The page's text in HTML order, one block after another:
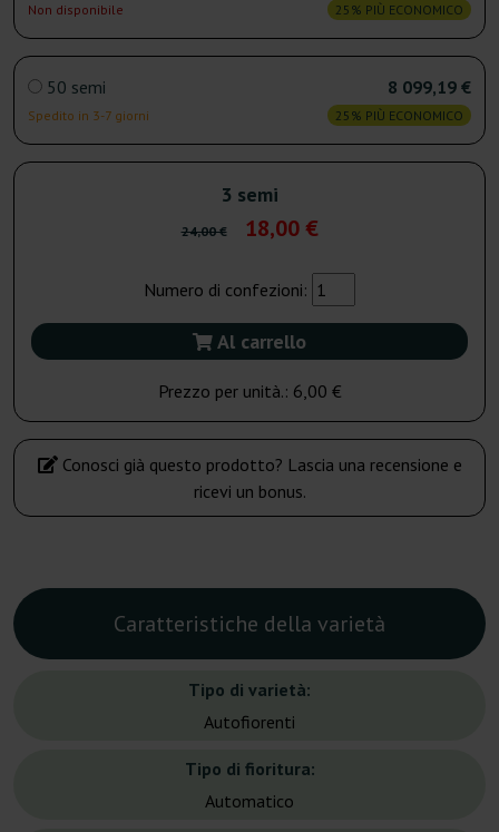
Non disponibile 25% PIÙ ECONOMICO
50 semi
Spedito in 3-7 giorni
8 099,19 €
25% PIÙ ECONOMICO
3 semi
24,00 € 18,00 €
Numero di confezioni:
Al carrello
Prezzo per unità.: 6,00 €
Conosci già questo prodotto? Lascia una recensione e
ricevi un bonus.
Caratteristiche della varietà
Tipo di varietà:
Autofiorenti
Tipo di fioritura:
Automatico